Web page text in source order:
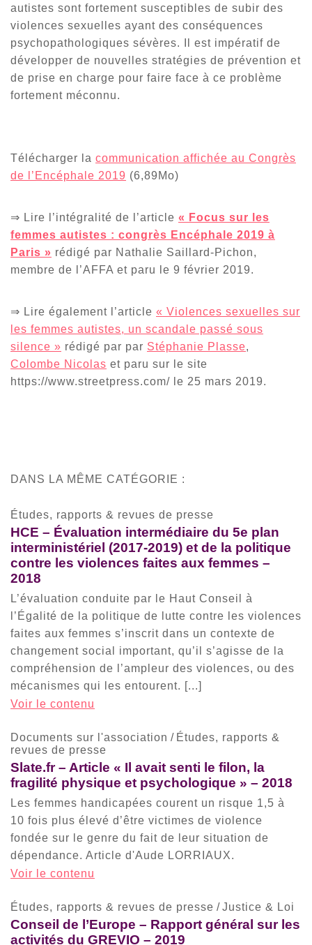
autistes sont fortement susceptibles de subir des
violences sexuelles ayant des conséquences
psychopathologiques sévères. Il est impératif de
développer de nouvelles stratégies de prévention et
de prise en charge pour faire face à ce problème
fortement méconnu.
Télécharger la communication affichée au Congrès
de l’Encéphale 2019 (6,89Mo)
⇒ Lire l’intégralité de l’article « Focus sur les
femmes autistes : congrès Encéphale 2019 à
Paris » rédigé par Nathalie Saillard-Pichon,
membre de l’AFFA et paru le 9 février 2019.
⇒ Lire également l’article « Violences sexuelles sur
les femmes autistes, un scandale passé sous
silence » rédigé par par Stéphanie Plasse,
Colombe Nicolas et paru sur le site
https://www.streetpress.com/ le 25 mars 2019.
DANS LA MÊME CATÉGORIE :
Études, rapports & revues de presse
HCE – Évaluation intermédiaire du 5e plan
interministériel (2017-2019) et de la politique
contre les violences faites aux femmes –
2018
L’évaluation conduite par le Haut Conseil à
l’Égalité de la politique de lutte contre les violences
faites aux femmes s’inscrit dans un contexte de
changement social important, qu’il s’agisse de la
compréhension de l’ampleur des violences, ou des
mécanismes qui les entourent. [...]
Voir le contenu
Documents sur l'association / Études, rapports &
revues de presse
Slate.fr – Article « Il avait senti le filon, la
fragilité physique et psychologique » – 2018
Les femmes handicapées courent un risque 1,5 à
10 fois plus élevé d’être victimes de violence
fondée sur le genre du fait de leur situation de
dépendance. Article d'Aude LORRIAUX.
Voir le contenu
Études, rapports & revues de presse /Justice & Loi
Conseil de l’Europe – Rapport général sur les
activités du GREVIO – 2019